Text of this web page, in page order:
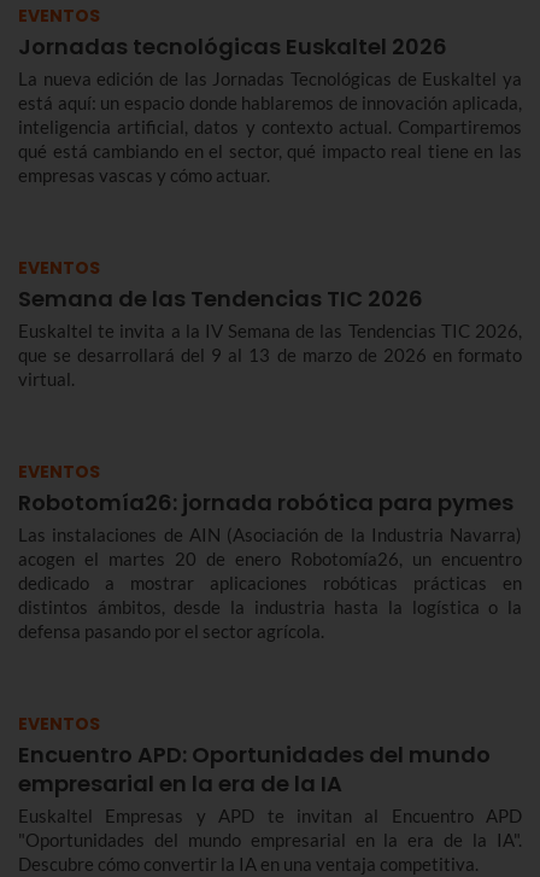
EVENTOS
Jornadas tecnológicas Euskaltel 2026
La nueva edición de las Jornadas Tecnológicas de Euskaltel ya
está aquí: un espacio donde hablaremos de innovación aplicada,
inteligencia artificial, datos y contexto actual. Compartiremos
qué está cambiando en el sector, qué impacto real tiene en las
empresas vascas y cómo actuar.
EVENTOS
Semana de las Tendencias TIC 2026
Euskaltel te invita a la IV Semana de las Tendencias TIC 2026,
que se desarrollará del 9 al 13 de marzo de 2026 en formato
virtual.
EVENTOS
Robotomía26: jornada robótica para pymes
Las instalaciones de AIN (Asociación de la Industria Navarra)
acogen el martes 20 de enero Robotomía26, un encuentro
dedicado a mostrar aplicaciones robóticas prácticas en
distintos ámbitos, desde la industria hasta la logística o la
defensa pasando por el sector agrícola.
EVENTOS
Encuentro APD: Oportunidades del mundo
empresarial en la era de la IA
Euskaltel Empresas y APD te invitan al Encuentro APD
"Oportunidades del mundo empresarial en la era de la IA".
Descubre cómo convertir la IA en una ventaja competitiva.